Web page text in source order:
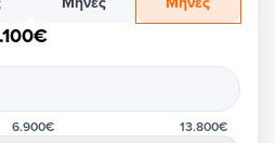
6.900€ 13.800€